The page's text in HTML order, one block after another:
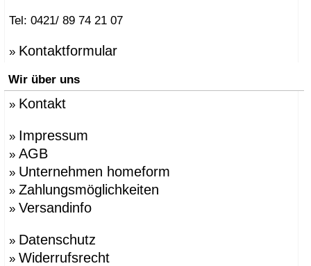
Tel: 0421/ 89 74 21 07
» Kontaktformular
Wir über uns
» Kontakt
» Impressum
» AGB
» Unternehmen homeform
» Zahlungsmöglichkeiten
» Versandinfo
» Datenschutz
» Widerrufsrecht